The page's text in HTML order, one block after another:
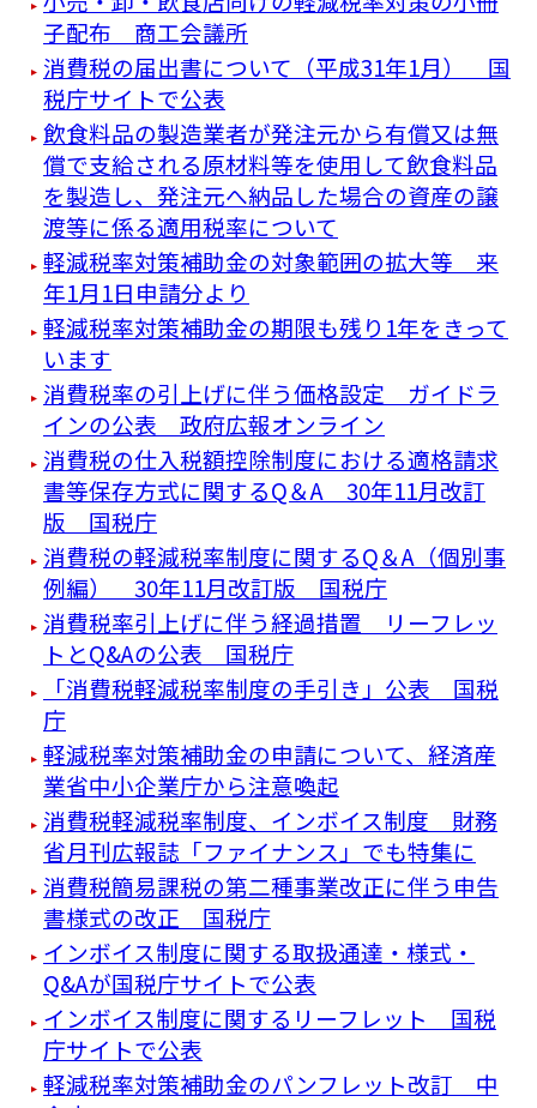
子配布 商工会議所
消費税の届出書について（平成31年1月） 国
税庁サイトで公表
飲食料品の製造業者が発注元から有償又は無
償で支給される原材料等を使用して飲食料品
を製造し、発注元へ納品した場合の資産の譲
渡等に係る適用税率について
軽減税率対策補助金の対象範囲の拡大等 来
年1月1日申請分より
軽減税率対策補助金の期限も残り1年をきって
います
消費税率の引上げに伴う価格設定 ガイドラ
インの公表 政府広報オンライン
消費税の仕入税額控除制度における適格請求
書等保存方式に関するQ＆A 30年11月改訂
版 国税庁
消費税の軽減税率制度に関するQ＆A（個別事
例編） 30年11月改訂版 国税庁
消費税率引上げに伴う経過措置 リーフレッ
トとQ&Aの公表 国税庁
「消費税軽減税率制度の手引き」公表 国税
庁
軽減税率対策補助金の申請について、経済産
業省中小企業庁から注意喚起
消費税軽減税率制度、インボイス制度 財務
省月刊広報誌「ファイナンス」でも特集に
消費税簡易課税の第二種事業改正に伴う申告
書様式の改正 国税庁
インボイス制度に関する取扱通達・様式・
Q&Aが国税庁サイトで公表
インボイス制度に関するリーフレット 国税
庁サイトで公表
軽減税率対策補助金のパンフレット改訂 中